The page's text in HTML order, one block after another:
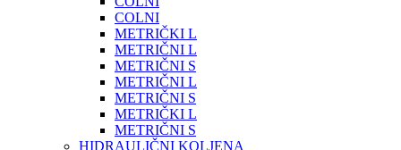
COLNI
METRIČKI L
METRIČNI L
METRIČNI S
METRIČNI L
METRIČNI S
METRIČKI L
METRIČNI S
HIDRAULIČNI KOLJENA